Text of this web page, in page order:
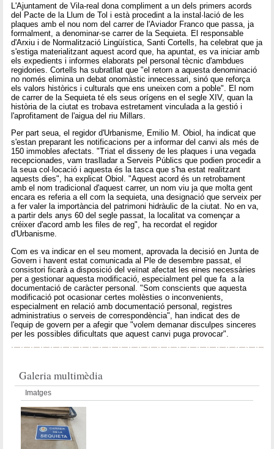
L'Ajuntament de Vila-real dona compliment a un dels primers acords
del Pacte de la Llum de Tol i està procedint a la instal·lació de les
plaques amb el nou nom del carrer de l'Aviador Franco que passa, ja
formalment, a denominar-se carrer de la Sequieta. El responsable
d'Arxiu i de Normalització Lingüística, Santi Cortells, ha celebrat que ja
s'estiga materialitzant aquest acord que, ha apuntat, es va iniciar amb
els expedients i informes elaborats pel personal tècnic d'ambdues
regidories. Cortells ha subratllat que "el retorn a aquesta denominació
no només elimina un debat onomàstic innecessari, sinó que reforça
els valors històrics i culturals que ens uneixen com a poble". El nom
de carrer de la Sequieta té els seus orígens en el segle XIV, quan la
història de la ciutat es trobava estretament vinculada a la gestió i
l'aprofitament de l'aigua del riu Millars.
Per part seua, el regidor d'Urbanisme, Emilio M. Obiol, ha indicat que
s'estan preparant les notificacions per a informar del canvi als més de
150 immobles afectats. "Triat el disseny de les plaques i una vegada
recepcionades, vam traslladar a Serveis Públics que podien procedir a
la seua col·locació i aquesta és la tasca que s'ha estat realitzant
aquests dies", ha explicat Obiol. "Aquest acord és un retrobament
amb el nom tradicional d'aquest carrer, un nom viu ja que molta gent
encara es referia a ell com la sequieta, una designació que serveix per
a fer valer la importància del patrimoni hidràulic de la ciutat. No en va,
a partir dels anys 60 del segle passat, la localitat va començar a
créixer d'acord amb les files de reg", ha recordat el regidor
d'Urbanisme.
Com es va indicar en el seu moment, aprovada la decisió en Junta de
Govern i havent estat comunicada al Ple de desembre passat, el
consistori ficarà a disposició del veïnat afectat les eines necessàries
per a gestionar aquesta modificació, especialment pel que fa a la
documentació de caràcter personal. "Som conscients que aquesta
modificació pot ocasionar certes molèsties o inconvenients,
especialment en relació amb documentació personal, registres
administratius o serveis de correspondència", han indicat des de
l'equip de govern per a afegir que "volem demanar disculpes sinceres
per les possibles dificultats que aquest canvi puga provocar".
Galeria multimèdia
Imatges